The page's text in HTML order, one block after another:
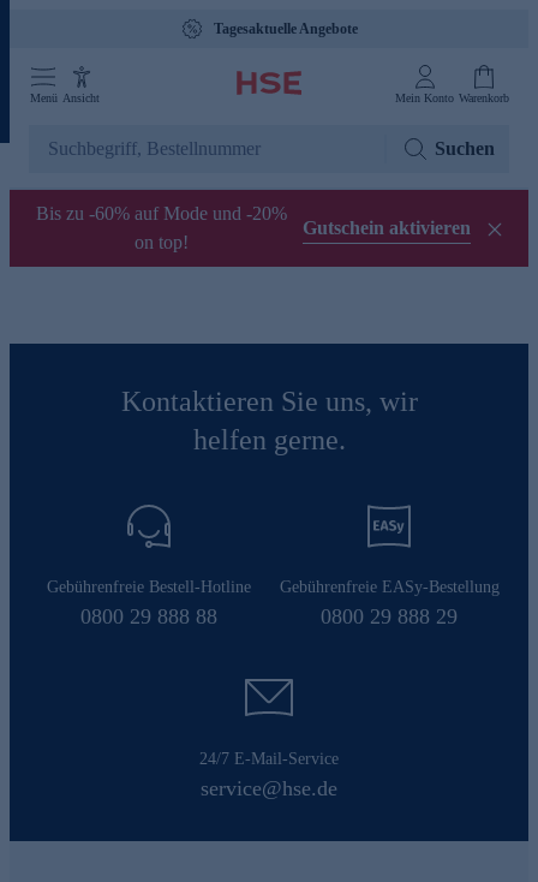
Tagesaktuelle Angebote
Menü Ansicht Mein Konto Warenkorb
Suchen
Bis zu -60% auf Mode und -20%
on top!
Gutschein aktivieren
Kontaktieren Sie uns, wir
helfen gerne.
Gebührenfreie Bestell-Hotline
0800 29 888 88
Gebührenfreie EASy-Bestellung
0800 29 888 29
24/7 E-Mail-Service
service@hse.de